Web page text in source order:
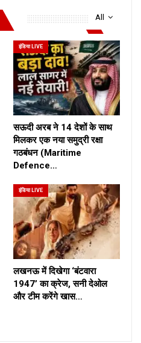
All
इंडिया LIVE
सऊदी अरब ने 14 देशों के साथ
मिलकर एक नया समुद्री रक्षा
गठबंधन (Maritime
Defence…
इंडिया LIVE
लखनऊ में दिखेगा ‘बंटवारा
1947’ का क्रेज, सनी देओल
और टीम करेंगे खास…